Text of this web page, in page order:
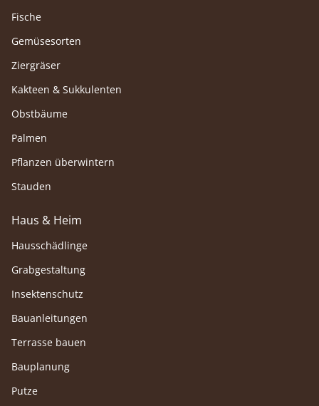
Fische
Gemüsesorten
Ziergräser
Kakteen & Sukkulenten
Obstbäume
Palmen
Pflanzen überwintern
Stauden
Haus & Heim
Hausschädlinge
Grabgestaltung
Insektenschutz
Bauanleitungen
Terrasse bauen
Bauplanung
Putze